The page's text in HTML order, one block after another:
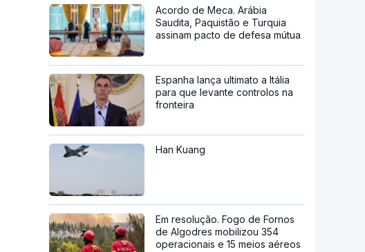
Acordo de Meca. Arábia
Saudita, Paquistão e Turquia
assinam pacto de defesa mútua
Espanha lança ultimato a Itália
para que levante controlos na
fronteira
Han Kuang
Em resolução. Fogo de Fornos
de Algodres mobilizou 354
operacionais e 15 meios aéreos